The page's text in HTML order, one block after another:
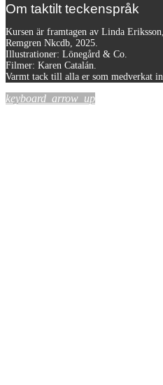
Om taktilt teckenspråk
Kursen är framtagen av Linda
Remgren Nkcdb, 2025.
Illustrationer: Lönegård & Co.
Filmer: Karen Catalán.
Varmt tack till alla er som medverkat
keyboard_arrow_up